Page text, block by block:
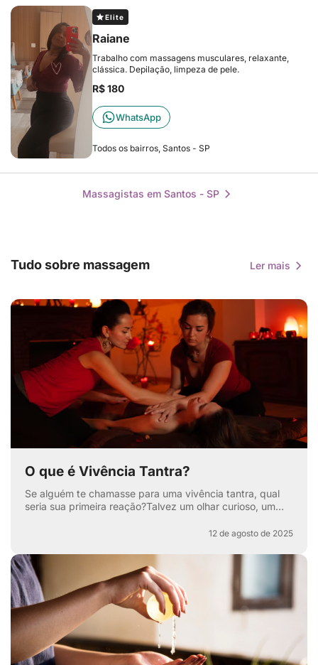
Elite
Raiane
Trabalho com massagens musculares, relaxante,
clássica. Depilação, limpeza de pele.
R$ 180
WhatsApp
Todos os bairros, Santos - SP
Massagistas em Santos - SP
Tudo sobre massagem Ler mais
O que é Vivência Tantra?
Se alguém te chamasse para uma vivência tantra, qual
seria sua primeira reação?Talvez um olhar curioso, um
12 de agosto de 2025